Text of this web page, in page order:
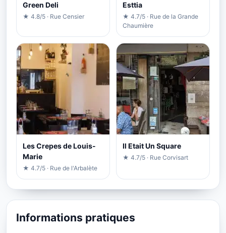
Green Deli
★ 4.8/5 · Rue Censier
Esttia
★ 4.7/5 · Rue de la Grande
Chaumière
Les Crepes de Louis-
Marie
★ 4.7/5 · Rue de l'Arbalète
Il Etait Un Square
★ 4.7/5 · Rue Corvisart
Informations pratiques